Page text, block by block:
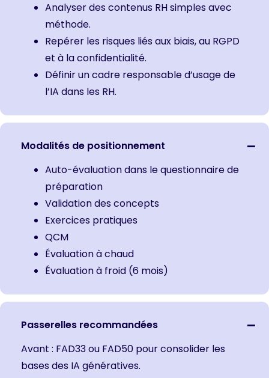
Analyser des contenus RH simples avec
méthode.
Repérer les risques liés aux biais, au RGPD
et à la confidentialité.
Définir un cadre responsable d’usage de
l’IA dans les RH.
Modalités de positionnement
Auto-évaluation dans le questionnaire de
préparation
Validation des concepts
Exercices pratiques
QCM
Évaluation à chaud
Évaluation à froid (6 mois)
Passerelles recommandées
Avant : FAD33 ou FAD50 pour consolider les
bases des IA génératives.